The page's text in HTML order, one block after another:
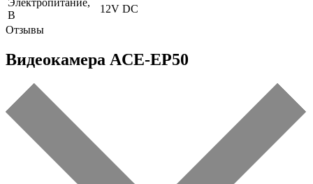
Электропитание,
В
12V DC
Отзывы
Видеокамера ACE-EP50